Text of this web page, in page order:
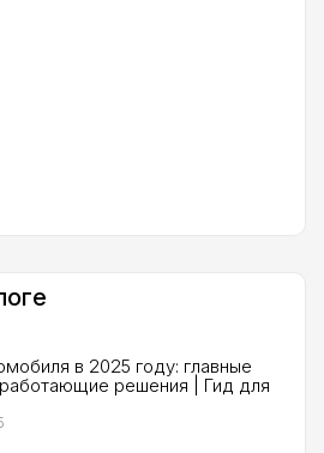
в 2025 году: главные
решения | Гид для